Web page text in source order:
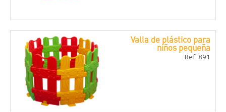
Valla de plástico para
niños pequeña
Ref. 891